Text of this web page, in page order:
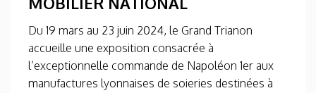
Du 19 mars au 23 juin 2024, le Grand Trianon
accueille une exposition consacrée à
l’exceptionnelle commande de Napoléon 1er aux
manufactures lyonnaises de soieries destinées à